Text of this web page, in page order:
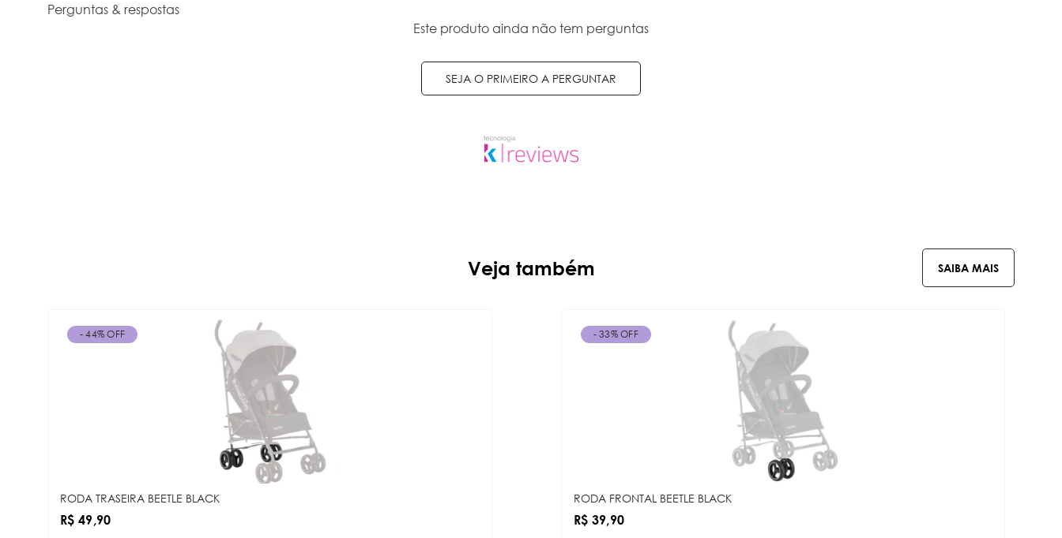
Perguntas & respostas
Este produto ainda não tem perguntas
SEJA O PRIMEIRO A PERGUNTAR
Veja também SAIBA MAIS
RODA TRASEIRA BEETLE BLACK
R$ 49,90
- 44% OFF
RODA FRONTAL BEETLE BLACK
R$ 39,90
- 33% OFF